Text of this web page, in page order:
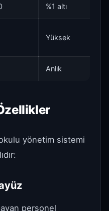
%1 altı
Yüksek
Anlık
yönetim sistemi
personel